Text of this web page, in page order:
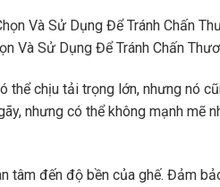
Và Sử Dụng Để Tránh Chấn
thể chịu tải trọng lớn, nhưng nó
nhưng có thể không mạnh
tâm đến độ bền của ghế. Đảm